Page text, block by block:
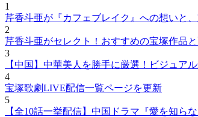
1
芹香斗亜が『カフェブレイク』への想いと
2
芹香斗亜がセレクト！おすすめの宝塚作品
3
【中国】中華美人を勝手に厳選！ビジュア
4
宝塚歌劇LIVE配信一覧ページを更新
5
【全10話一挙配信】中国ドラマ『愛を知ら